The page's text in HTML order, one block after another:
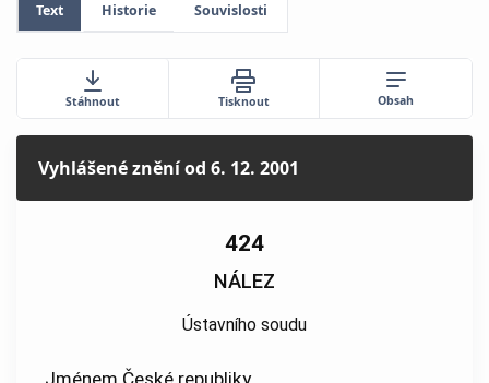
Text Historie Souvislosti
Stáhnout Tisknout Obsah
Vyhlášené zněníod 6. 12. 2001
424
NÁLEZ
Ústavního soudu
Jménem České republiky